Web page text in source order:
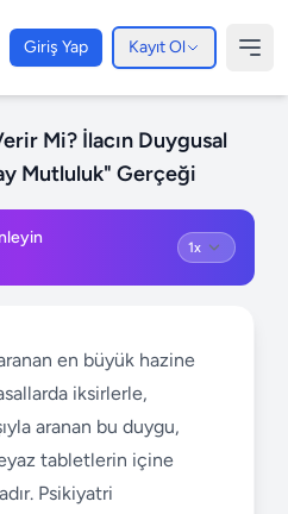
Giriş Yap Kayıt Ol
Mi? İlacın Duygusal
Mutluluk" Gerçeği
en büyük hazine
iksirlerle,
aranan bu duygu,
tabletlerin içine
Psikiyatri